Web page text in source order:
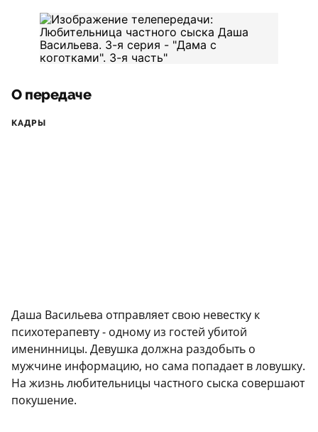
О передаче
КАДРЫ
Даша Васильева отправляет свою невестку к
психотерапевту - одному из гостей убитой
именинницы. Девушка должна раздобыть о
мужчине информацию, но сама попадает в ловушку.
На жизнь любительницы частного сыска совершают
покушение.